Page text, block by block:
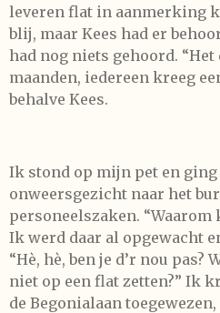
leveren flat in aanmerking
blij, maar Kees had er
had nog niets gehoord. “Het
maanden, iedereen kreeg
behalve Kees.
Ik stond op mijn pet en ging
onweersgezicht naar het
personeelszaken.
Ik werd daar al opgewacht
“Hè, hè, ben je d’r nou pas?
niet op een flat zetten?” Ik
de Begonialaan